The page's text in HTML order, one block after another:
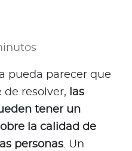
pueda parecer que
resolver,
las
tener un
la calidad de
personas. Un